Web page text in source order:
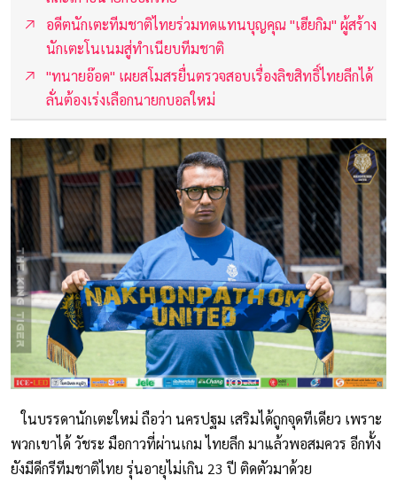
อดีตนักเตะทีมชาติไทยร่วมทดแทนบุญคุณ "เฮียกิม" ผู้สร้าง
นักเตะโนเนมสู่ทำเนียบทีมชาติ
"ทนายอ๊อด" เผยสโมสรยื่นตรวจสอบเรื่องลิขสิทธิ์ไทยลีกได้
ลั่นต้องเร่งเลือกนายกบอลใหม่
ในบรรดานักเตะใหม่ ถือว่า นครปฐม เสริมได้ถูกจุดทีเดียว เพราะ
พวกเขาได้ วัชระ มือกาวที่ผ่านเกม ไทยลีก มาแล้วพอสมควร อีกทั้ง
ยังมีดีกรีทีมชาติไทย รุ่นอายุไม่เกิน 23 ปี ติดตัวมาด้วย